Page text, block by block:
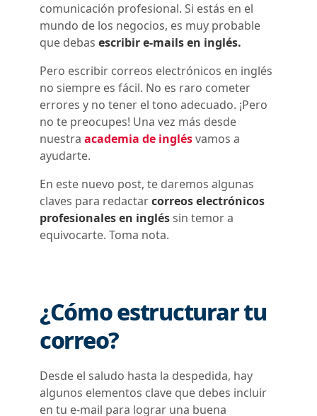
comunicación profesional. Si estás en el
mundo de los negocios, es muy probable
que debas escribir e-mails en inglés.
Pero escribir correos electrónicos en inglés
no siempre es fácil. No es raro cometer
errores y no tener el tono adecuado. ¡Pero
no te preocupes! Una vez más desde
nuestra academia de inglésvamos a
ayudarte.
En este nuevo post, te daremos algunas
claves para redactarcorreos electrónicos
profesionales en ingléssin temor a
equivocarte. Toma nota.
¿Cómo estructurar tu
correo?
Desde el saludo hasta la despedida, hay
algunos elementos clave que debes incluir
en tu e-mail para lograr una buena